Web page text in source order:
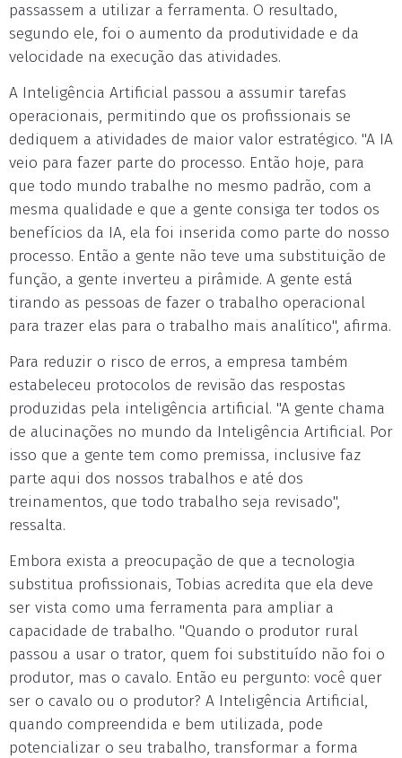
passassem a utilizar a ferramenta. O resultado,
segundo ele, foi o aumento da produtividade e da
velocidade na execução das atividades.
A Inteligência Artificial passou a assumir tarefas
operacionais, permitindo que os profissionais se
dediquem a atividades de maior valor estratégico. "A IA
veio para fazer parte do processo. Então hoje, para
que todo mundo trabalhe no mesmo padrão, com a
mesma qualidade e que a gente consiga ter todos os
benefícios da IA, ela foi inserida como parte do nosso
processo. Então a gente não teve uma substituição de
função, a gente inverteu a pirâmide. A gente está
tirando as pessoas de fazer o trabalho operacional
para trazer elas para o trabalho mais analítico", afirma.
Para reduzir o risco de erros, a empresa também
estabeleceu protocolos de revisão das respostas
produzidas pela inteligência artificial. "A gente chama
de alucinações no mundo da Inteligência Artificial. Por
isso que a gente tem como premissa, inclusive faz
parte aqui dos nossos trabalhos e até dos
treinamentos, que todo trabalho seja revisado",
ressalta.
Embora exista a preocupação de que a tecnologia
substitua profissionais, Tobias acredita que ela deve
ser vista como uma ferramenta para ampliar a
capacidade de trabalho. "Quando o produtor rural
passou a usar o trator, quem foi substituído não foi o
produtor, mas o cavalo. Então eu pergunto: você quer
ser o cavalo ou o produtor? A Inteligência Artificial,
quando compreendida e bem utilizada, pode
potencializar o seu trabalho, transformar a forma